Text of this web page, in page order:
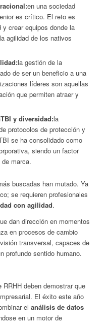
en una sociedad
es crítico. El reto es
crear equipos donde la
agilidad de los nativos
la gestión de la
de ser un beneficio a una
líderes son aquellas
que permiten atraer y
y diversidad:la
protocolos de protección y
se ha consolidado como
siendo un factor
marca.
buscadas han mutado. Ya
se requieren profesionales
con agilidad.
dan dirección en momentos
en procesos de cambio
transversal, capaces de
profundo sentido humano.
deben demostrar que
El éxito este año
el análisis de datos
en un motor de